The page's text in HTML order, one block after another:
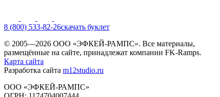
8 (800) 533-82-26cкачать буклет
© 2005—2026 ООО «ЭФКЕЙ-РАМПС». Все материалы,
размещённые на сайте, принадлежат компании FK-Ramps.
Карта сайта
Разработка сайта m12studio.ru
ООО «ЭФКЕЙ-РАМПС»